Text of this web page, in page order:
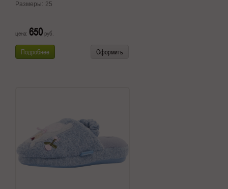
Размеры: 25
цена: 650 руб.
Подробнее Оформить